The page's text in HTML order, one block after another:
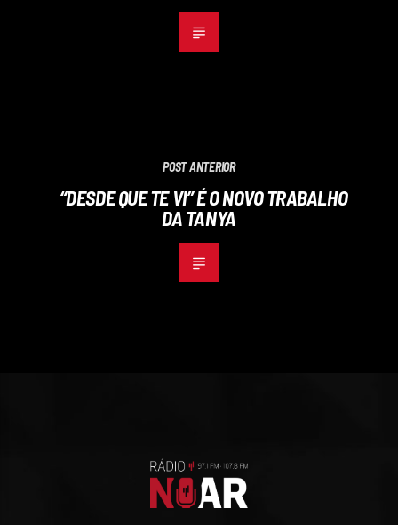
POST ANTERIOR
“DESDE QUE TE VI” É O NOVO TRABALHO
DA TANYA